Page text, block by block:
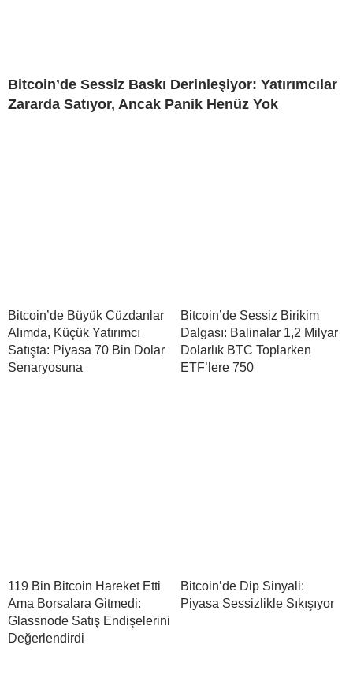
Bitcoin’de Sessiz Baskı Derinleşiyor: Yatırımcılar
Zararda Satıyor, Ancak Panik Henüz Yok
Bitcoin’de Büyük Cüzdanlar
Alımda, Küçük Yatırımcı
Satışta: Piyasa 70 Bin Dolar
Senaryosuna
Bitcoin’de Sessiz Birikim
Dalgası: Balinalar 1,2 Milyar
Dolarlık BTC Toplarken
ETF’lere 750
119 Bin Bitcoin Hareket Etti
Ama Borsalara Gitmedi:
Glassnode Satış Endişelerini
Değerlendirdi
Bitcoin’de Dip Sinyali:
Piyasa Sessizlikle Sıkışıyor